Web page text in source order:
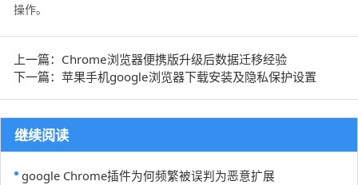
操作。
上一篇：Chrome浏览器便携版升级后数据迁移经验
下一篇：苹果手机google浏览器下载安装及隐私保护设置
继续阅读
google Chrome插件为何频繁被误判为恶意扩展